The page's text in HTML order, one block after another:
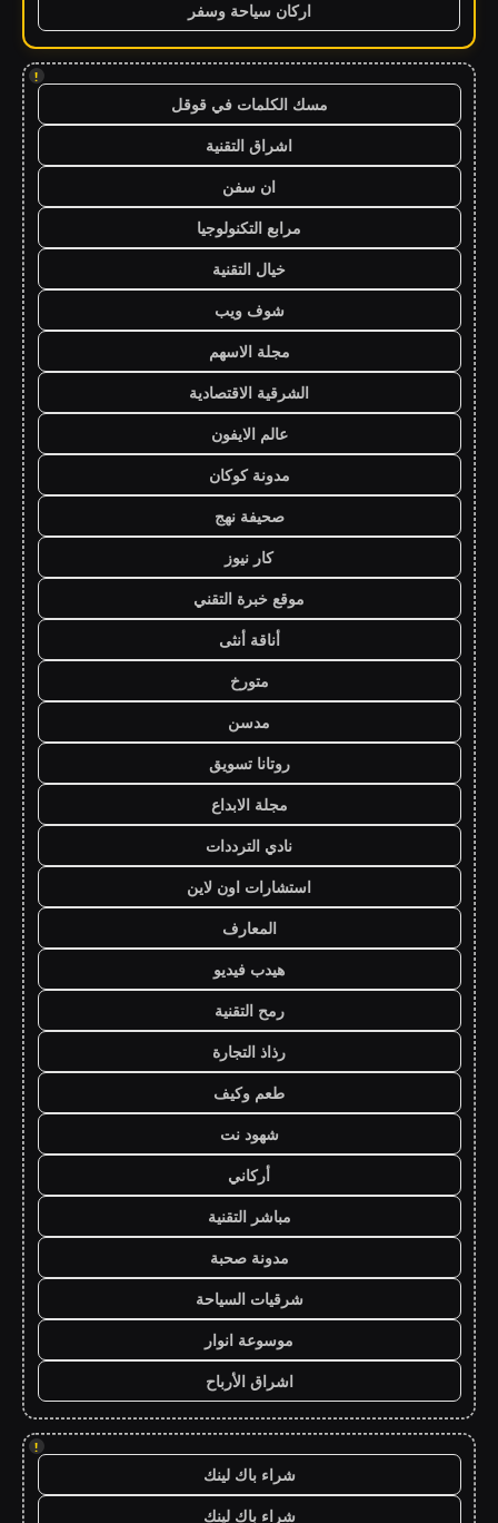
اركان سياحة وسفر
!
مسك الكلمات في قوقل
اشراق التقنية
ان سفن
مرابع التكنولوجيا
خيال التقنية
شوف ويب
مجلة الاسهم
الشرقية الاقتصادية
عالم الايفون
مدونة كوكان
صحيفة نهج
كار نيوز
موقع خبرة التقني
أناقة أنثى
متورخ
مدسن
روتانا تسويق
مجلة الابداع
نادي الترددات
استشارات اون لاين
المعارف
هيدب فيديو
رمح التقنية
رذاذ التجارة
طعم وكيف
شهود نت
أركاني
مباشر التقنية
مدونة صحبة
شرقيات السياحة
موسوعة انوار
اشراق الأرباح
!
شراء باك لينك
شراء باك لينك